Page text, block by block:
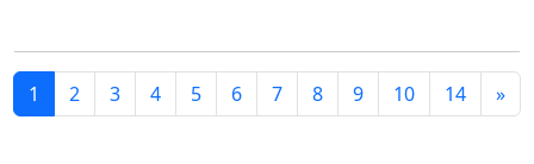
1 2 3 4 5 6 7 8 9 10 14 »